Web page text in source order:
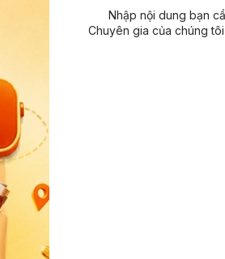
thành phố có thể bao gồm các
và Phố đi bộ Nam Kinh.
Nhập nội dung bạn
Chuyên gia của chúng